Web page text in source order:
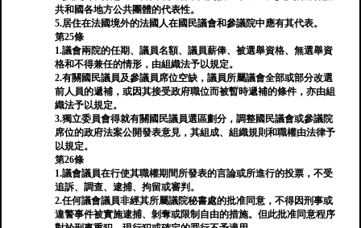
共和國各地方公共團體的代表性。
5.居住在法國境外的法國人在國民議會和參議院中應有其代表。
第25條
1.議會兩院的任期、議員名額、議員薪俸、被選舉資格、無選舉資
格和不得兼任的情形，由組織法予以規定。
2.有關國民議員及參議員席位空缺，議員所屬議會全部或部分改選
前人員的遞補，或因其接受政府職位而被暫時遞補的條件，亦由組
織法予以規定。
3.獨立委員會得就有關國民議員選區劃分，調整國民議會或參議院
席位的政府法案公開發表意見，其組成、組織規則和職權由法律予
以規定。
第26條
1.議會議員在行使其職權期間所發表的言論或所進行的投票，不受
追訴、調查、逮捕、拘留或審判。
2.任何議會議員非經其所屬議院秘書處的批准同意，不得因刑事或
違警事件被實施逮捕、剝奪或限制自由的措施。但此批准同意程序